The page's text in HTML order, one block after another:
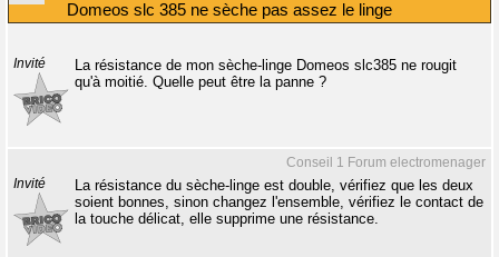
Domeos slc 385 ne sèche pas assez le linge
Invité
La résistance de mon sèche-linge Domeos slc385 ne rougit
qu'à moitié. Quelle peut être la panne ?
Conseil 1 Forum electromenager
Invité
La résistance du sèche-linge est double, vérifiez que les deux
soient bonnes, sinon changez l'ensemble, vérifiez le contact de
la touche délicat, elle supprime une résistance.